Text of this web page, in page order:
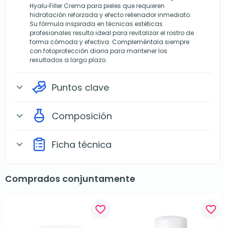
Hyalu‑Filler Crema para pieles que requieren
hidratación reforzada y efecto rellenador inmediato.
Su fórmula inspirada en técnicas estéticas
profesionales resulta ideal para revitalizar el rostro de
forma cómoda y efectiva. Compleméntala siempre
con fotoprotección diaria para mantener los
resultados a largo plazo.
expand_more Puntos clave
expand_more Composición
expand_more Ficha técnica
Comprados conjuntamente
favorite_border favorite_border